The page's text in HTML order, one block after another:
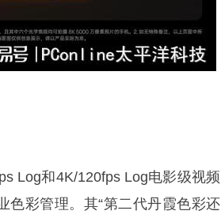
Log和4K/120fps Log电影级视频
色彩管理。其“第二代丹霞色彩还